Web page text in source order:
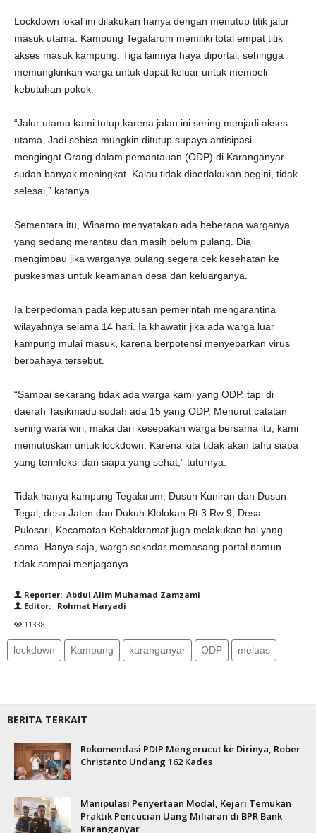
Lockdown lokal ini dilakukan hanya dengan menutup titik jalur
masuk utama. Kampung Tegalarum memiliki total empat titik
akses masuk kampung. Tiga lainnya haya diportal, sehingga
memungkinkan warga untuk dapat keluar untuk membeli
kebutuhan pokok.
“Jalur utama kami tutup karena jalan ini sering menjadi akses
utama. Jadi sebisa mungkin ditutup supaya antisipasi.
mengingat Orang dalam pemantauan (ODP) di Karanganyar
sudah banyak meningkat. Kalau tidak diberlakukan begini, tidak
selesai,” katanya.
Sementara itu, Winarno menyatakan ada beberapa warganya
yang sedang merantau dan masih belum pulang. Dia
mengimbau jika warganya pulang segera cek kesehatan ke
puskesmas untuk keamanan desa dan keluarganya.
Ia berpedoman pada keputusan pemerintah mengarantina
wilayahnya selama 14 hari. Ia khawatir jika ada warga luar
kampung mulai masuk, karena berpotensi menyebarkan virus
berbahaya tersebut.
“Sampai sekarang tidak ada warga kami yang ODP. tapi di
daerah Tasikmadu sudah ada 15 yang ODP. Menurut catatan
sering wara wiri, maka dari kesepakan warga bersama itu, kami
memutuskan untuk lockdown. Karena kita tidak akan tahu siapa
yang terinfeksi dan siapa yang sehat,” tuturnya.
Tidak hanya kampung Tegalarum, Dusun Kuniran dan Dusun
Tegal, desa Jaten dan Dukuh Klolokan Rt 3 Rw 9, Desa
Pulosari, Kecamatan Kebakkramat juga melakukan hal yang
sama. Hanya saja, warga sekadar memasang portal namun
tidak sampai menjaganya.
Reporter: Abdul Alim Muhamad Zamzami
Editor: Rohmat Haryadi
11338
lockdown Kampung karanganyar ODP meluas
BERITA TERKAIT
Rekomendasi PDIP Mengerucut ke Dirinya, Rober
Christanto Undang 162 Kades
Manipulasi Penyertaan Modal, Kejari Temukan
Praktik Pencucian Uang Miliaran di BPR Bank
Karanganyar